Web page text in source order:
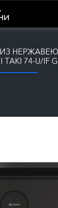
TAKI 74-U/IF